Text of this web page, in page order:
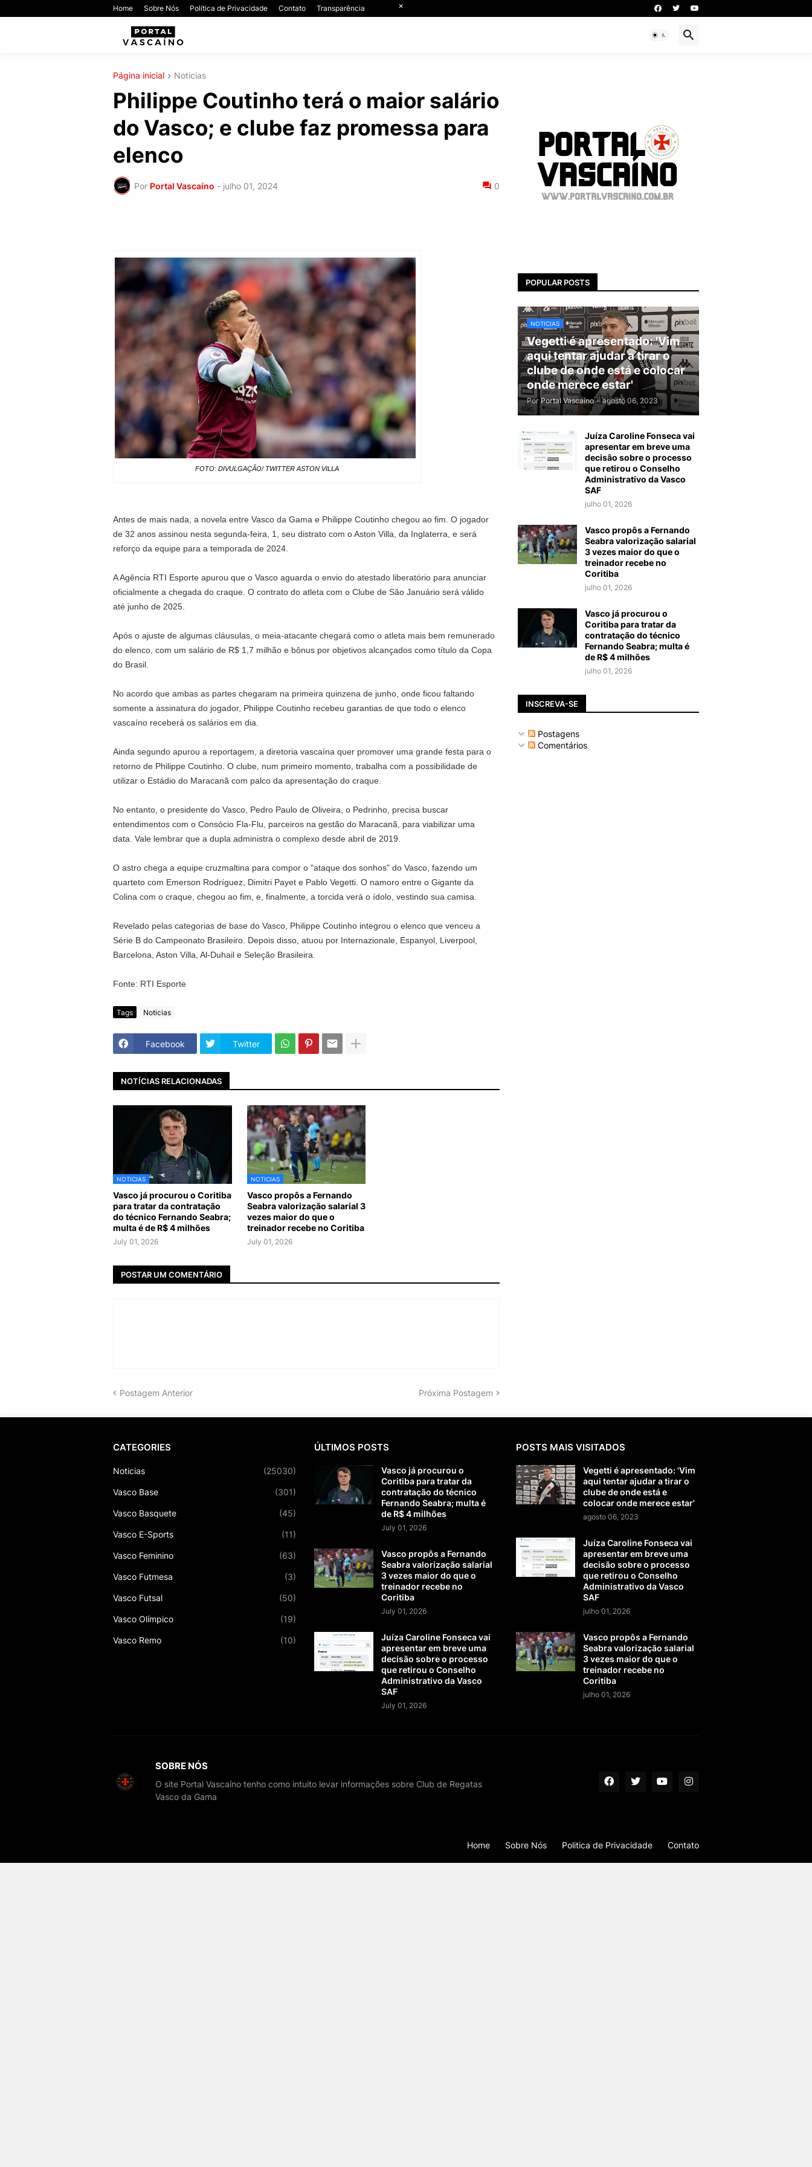
Home Sobre Nós Política de Privacidade Contato Transparência
Página inicial Noticias
Philippe Coutinho terá o maior salário
do Vasco; e clube faz promessa para
elenco
Por Portal Vascaíno - julho 01, 2024 0
×
FOTO: DIVULGAÇÃO/ TWITTER ASTON VILLA
Antes de mais nada, a novela entre Vasco da Gama e Philippe Coutinho chegou ao fim. O jogador
de 32 anos assinou nesta segunda-feira, 1, seu distrato com o Aston Villa, da Inglaterra, e será
reforço da equipe para a temporada de 2024.
A Agência RTI Esporte apurou que o Vasco aguarda o envio do atestado liberatório para anunciar
oficialmente a chegada do craque. O contrato do atleta com o Clube de São Januário será válido
até junho de 2025.
Após o ajuste de algumas cláusulas, o meia-atacante chegará como o atleta mais bem remunerado
do elenco, com um salário de R$ 1,7 milhão e bônus por objetivos alcançados como título da Copa
do Brasil.
No acordo que ambas as partes chegaram na primeira quinzena de junho, onde ficou faltando
somente a assinatura do jogador, Philippe Coutinho recebeu garantias de que todo o elenco
vascaíno receberá os salários em dia.
Ainda segundo apurou a reportagem, a diretoria vascaína quer promover uma grande festa para o
retorno de Philippe Coutinho. O clube, num primeiro momento, trabalha com a possibilidade de
utilizar o Estádio do Maracanã com palco da apresentação do craque.
No entanto, o presidente do Vasco, Pedro Paulo de Oliveira, o Pedrinho, precisa buscar
entendimentos com o Consócio Fla-Flu, parceiros na gestão do Maracanã, para viabilizar uma
data. Vale lembrar que a dupla administra o complexo desde abril de 2019.
O astro chega a equipe cruzmaltina para compor o "ataque dos sonhos" do Vasco, fazendo um
quarteto com Emerson Rodríguez, Dimitri Payet e Pablo Vegetti. O namoro entre o Gigante da
Colina com o craque, chegou ao fim, e, finalmente, a torcida verá o ídolo, vestindo sua camisa.
Revelado pelas categorias de base do Vasco, Philippe Coutinho integrou o elenco que venceu a
Série B do Campeonato Brasileiro. Depois disso, atuou por Internazionale, Espanyol, Liverpool,
Barcelona, Aston Villa, Al-Duhail e Seleção Brasileira.
Fonte: RTI Esporte
Tags Noticias
Facebook Twitter
NOTÍCIAS RELACIONADAS
NOTICIAS
Vasco já procurou o Coritiba
para tratar da contratação
do técnico Fernando Seabra;
multa é de R$ 4 milhões
July 01, 2026
NOTICIAS
Vasco propôs a Fernando
Seabra valorização salarial 3
vezes maior do que o
treinador recebe no Coritiba
July 01, 2026
POSTAR UM COMENTÁRIO
Postagem Anterior Próxima Postagem
POPULAR POSTS
NOTICIAS
Vegetti é apresentado: 'Vim
aqui tentar ajudar a tirar o
clube de onde está e colocar
onde merece estar'
Por Portal Vascaíno - agosto 06, 2023
Juíza Caroline Fonseca vai
apresentar em breve uma
decisão sobre o processo
que retirou o Conselho
Administrativo da Vasco
SAF
julho 01, 2026
Vasco propôs a Fernando
Seabra valorização salarial
3 vezes maior do que o
treinador recebe no
Coritiba
julho 01, 2026
Vasco já procurou o
Coritiba para tratar da
contratação do técnico
Fernando Seabra; multa é
de R$ 4 milhões
julho 01, 2026
INSCREVA-SE
Postagens
Comentários
CATEGORIES
Noticias (25030)
Vasco Base (301)
Vasco Basquete (45)
Vasco E-Sports (11)
Vasco Feminino (63)
Vasco Futmesa (3)
Vasco Futsal (50)
Vasco Olímpico (19)
Vasco Remo (10)
ÚLTIMOS POSTS
Vasco já procurou o
Coritiba para tratar da
contratação do técnico
Fernando Seabra; multa é
de R$ 4 milhões
July 01, 2026
Vasco propôs a Fernando
Seabra valorização salarial
3 vezes maior do que o
treinador recebe no
Coritiba
July 01, 2026
Juíza Caroline Fonseca vai
apresentar em breve uma
decisão sobre o processo
que retirou o Conselho
Administrativo da Vasco
SAF
July 01, 2026
POSTS MAIS VISITADOS
Vegetti é apresentado: 'Vim
aqui tentar ajudar a tirar o
clube de onde está e
colocar onde merece estar'
agosto 06, 2023
Juíza Caroline Fonseca vai
apresentar em breve uma
decisão sobre o processo
que retirou o Conselho
Administrativo da Vasco
SAF
julho 01, 2026
Vasco propôs a Fernando
Seabra valorização salarial
3 vezes maior do que o
treinador recebe no
Coritiba
julho 01, 2026
SOBRE NÓS
O site Portal Vascaíno tenho como intuito levar informações sobre Club de Regatas
Vasco da Gama
Home Sobre Nós Politica de Privacidade Contato